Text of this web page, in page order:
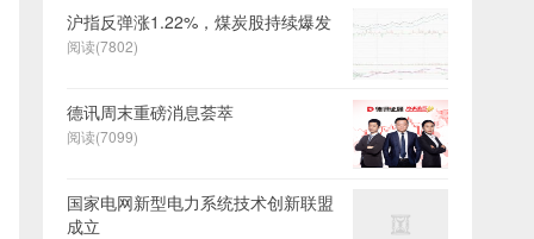
沪指反弹涨1.22%，煤炭股持续爆发
阅读(7802)
德讯周末重磅消息荟萃
阅读(7099)
国家电网新型电力系统技术创新联盟
成立